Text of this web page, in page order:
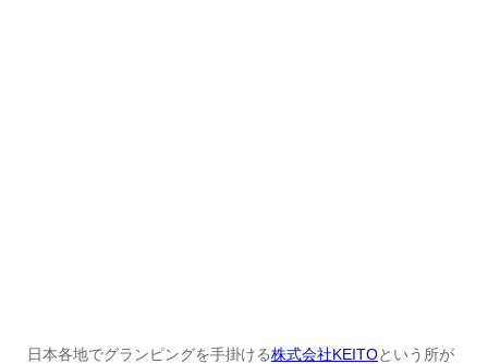
日本各地でグランピングを手掛ける株式会社KEITOという所が